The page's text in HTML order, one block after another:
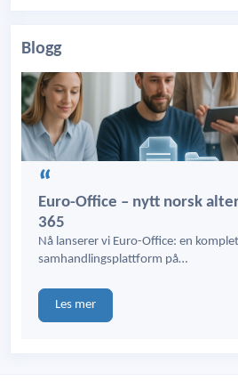
Blogg
Euro-Office – nytt norsk
365
Nå lanserer vi Euro-Office: en
samhandlingsplattform på…
Les mer